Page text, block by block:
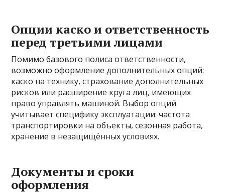
Опции каско и ответственность
перед третьими лицами
Помимо базового полиса ответственности,
возможно оформление дополнительных опций:
каско на технику, страхование дополнительных
рисков или расширение круга лиц, имеющих
право управлять машиной. Выбор опций
учитывает специфику эксплуатации: частота
транспортировки на объекты, сезонная работа,
хранение в незащищённых условиях.
Документы и сроки
оформления